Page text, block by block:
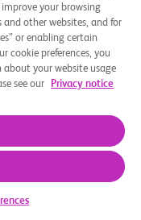
your browsing
and other websites, and for
or enabling certain
cookie preferences, you
about your website usage
see our
Privacy notice